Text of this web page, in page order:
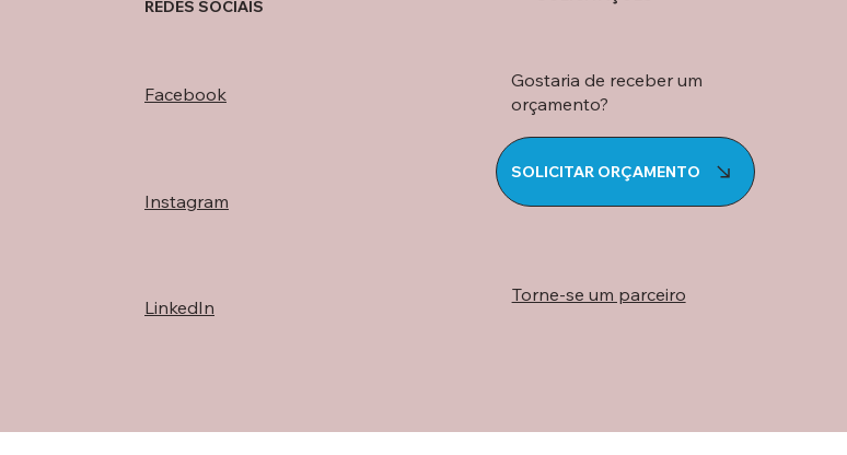
REDES SOCIAIS
Facebook
Instagram
LinkedIn
Gostaria de receber um
orçamento?
SOLICITAR ORÇAMENTO
Torne-se um parceiro